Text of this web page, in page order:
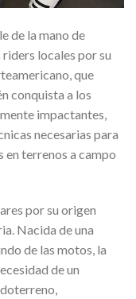
de la mano de
locales por su
que
conquista a los
impactantes,
necesarias para
en terrenos a campo
por su origen
Nacida de una
de las motos, la
de un